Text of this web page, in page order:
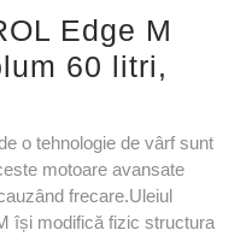
Edge M
60 litri,
o tehnologie de vârf sunt
motoare avansate
frecare.Uleiul
își modifică fizic structura